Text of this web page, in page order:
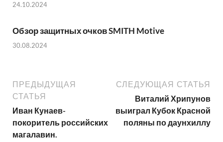
24.10.2024
Обзор защитных очков SMITH Motive
30.08.2024
ПРЕДЫДУЩАЯ
СТАТЬЯ
Иван Кунаев-
покоритель российских
магалавин.
СЛЕДУЮЩАЯ СТАТЬЯ
Виталий Хрипунов
выиграл Кубок Красной
поляны по даунхиллу